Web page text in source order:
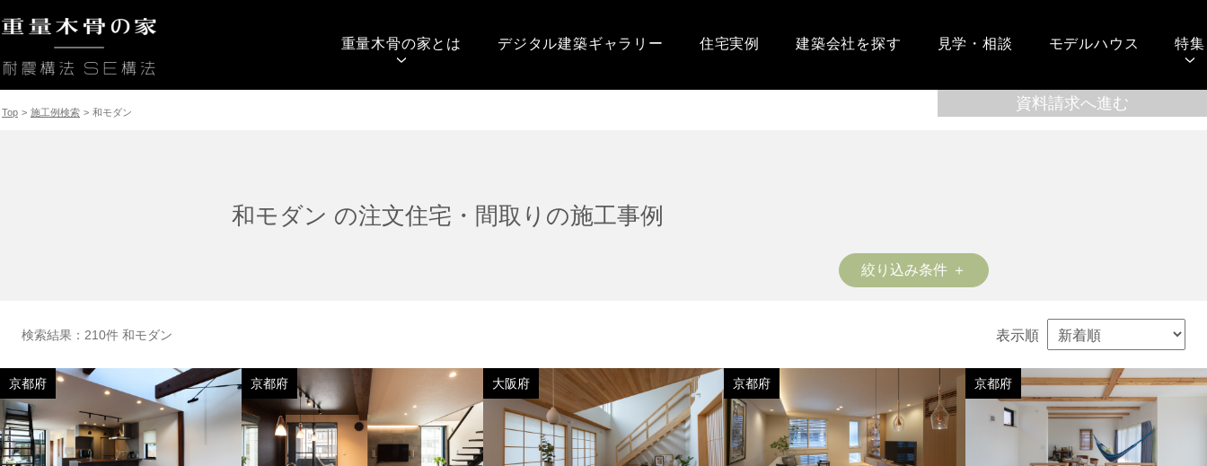
重量木骨の家とは デジタル建築ギャラリー 住宅実例 建築会社を探す 見学・相談 モデルハウス 特集
Top > 施工例検索 > 和モダン
和モダン の注文住宅・間取りの施工事例
絞り込み条件
検索結果：210件 和モダン 表示順
京都府 京都府 大阪府 京都府 京都府